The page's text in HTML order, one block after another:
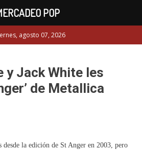
agosto 07, 2026
y Jack White les
de Metallica
desde la edición de St Anger en 2003, pero
POP